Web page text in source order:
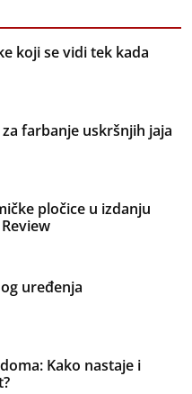
koji se vidi tek kada
farbanje uskršnjih jaja
pločice u izdanju
uređenja
Kako nastaje i